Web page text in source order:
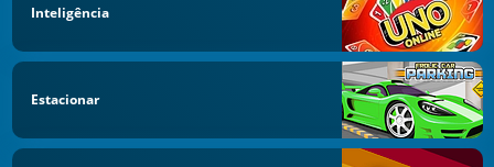
Inteligência
Estacionar